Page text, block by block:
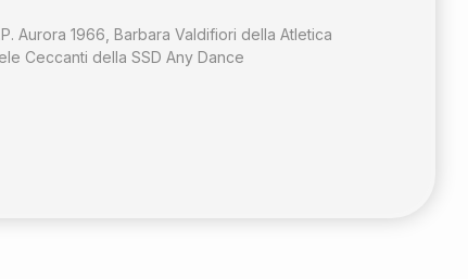
Aurora 1966, Barbara Valdifiori della Atletica
Ceccanti della SSD Any Dance